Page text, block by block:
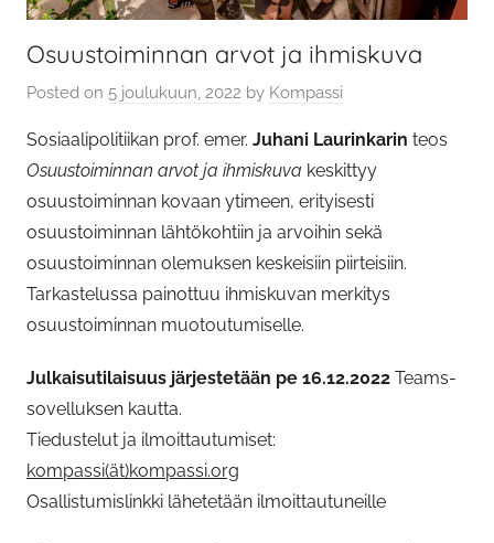
Osuustoiminnan arvot ja ihmiskuva
Posted on 5 joulukuun, 2022 by Kompassi
Sosiaalipolitiikan prof. emer. Juhani Laurinkarin teos
Osuustoiminnan arvot ja ihmiskuva keskittyy
osuustoiminnan kovaan ytimeen, erityisesti
osuustoiminnan lähtökohtiin ja arvoihin sekä
osuustoiminnan olemuksen keskeisiin piirteisiin.
Tarkastelussa painottuu ihmiskuvan merkitys
osuustoiminnan muotoutumiselle.
Julkaisutilaisuus järjestetään pe 16.12.2022 Teams-
sovelluksen kautta.
Tiedustelut ja ilmoittautumiset:
kompassi(ät)kompassi.org
Osallistumislinkki lähetetään ilmoittautuneille